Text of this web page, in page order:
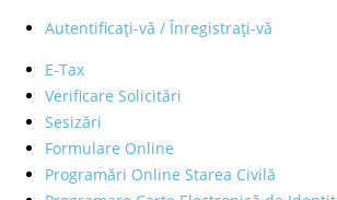
Autentificați-vă / Înregistrați-vă
E-Tax
Verificare Solicitări
Sesizări
Formulare Online
Programări Online Starea Civilă